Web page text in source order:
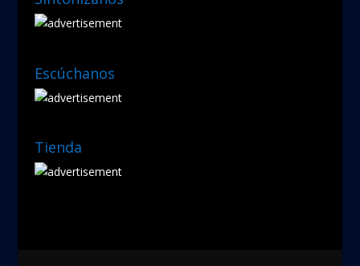
Escúchanos
Tienda